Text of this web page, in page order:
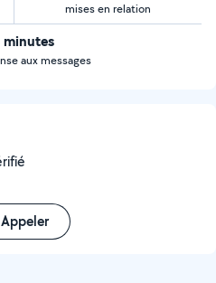
mises en relation
minutes
aux messages
Appeler